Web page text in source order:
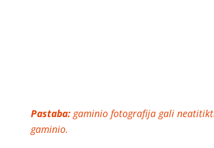
Pastaba:gaminio fotografija gali
gaminio.